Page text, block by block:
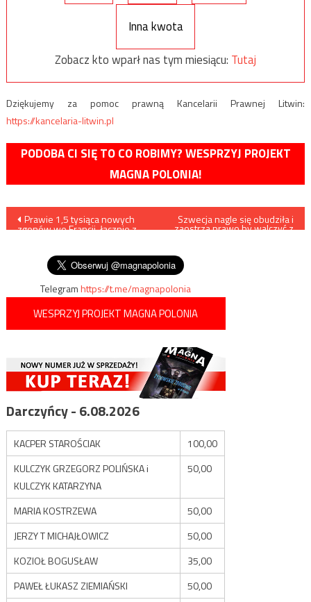
Inna kwota
Zobacz kto wparł nas tym miesiącu: Tutaj
Dziękujemy za pomoc prawną Kancelarii Prawnej Litwin:
https://kancelaria-litwin.pl
PODOBA CI SIĘ TO CO ROBIMY? WESPRZYJ PROJEKT
MAGNA POLONIA!
Nawigacja
Prawie 1,5 tysiąca nowych
zgonów we Francji, łącznie z
Szwecja nagle się obudziła i
zaostrza prawo by walczyć z
Telegramhttps://t.me/magnapolonia
WESPRZYJ PROJEKT MAGNA POLONIA
Darczyńcy - 6.08.2026
KACPER STAROŚCIAK
100,00
KULCZYK GRZEGORZ POLIŃSKA i
KULCZYK KATARZYNA
50,00
MARIA KOSTRZEWA
50,00
JERZY T MICHAJŁOWICZ
50,00
KOZIOŁ BOGUSŁAW
35,00
PAWEŁ ŁUKASZ ZIEMIAŃSKI
50,00